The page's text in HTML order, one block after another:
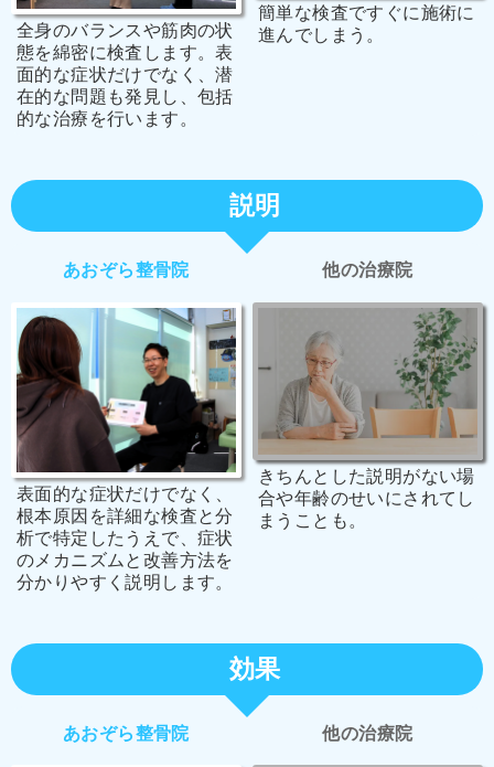
全身のバランスや筋肉の状
態を綿密に検査します。表
面的な症状だけでなく、潜
在的な問題も発見し、包括
的な治療を行います。
簡単な検査ですぐに施術に
進んでしまう。
説明
あおぞら整骨院
表面的な症状だけでなく、
根本原因を詳細な検査と分
析で特定したうえで、症状
のメカニズムと改善方法を
分かりやすく説明します。
他の治療院
きちんとした説明がない場
合や年齢のせいにされてし
まうことも。
効果
あおぞら整骨院 他の治療院